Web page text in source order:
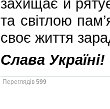
та світлою
своє життя
Слава Україні!
Переглядів 599